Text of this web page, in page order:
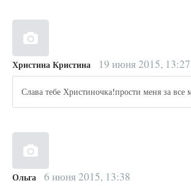
Христина Кристина 19 июня 2015, 13:27
Слава тебе Христиночка!прости меня за все
Ольга 6 июня 2015, 13:38